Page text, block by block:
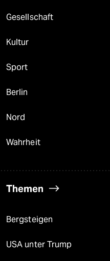
Gesellschaft
Kultur
Sport
Berlin
Nord
Wahrheit
Themen
Bergsteigen
USA unter Trump